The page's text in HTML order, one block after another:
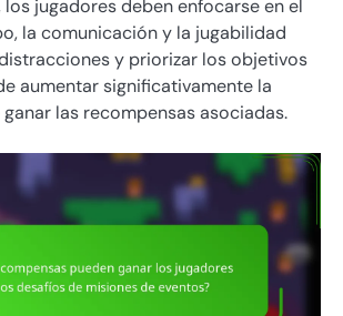
los jugadores deben enfocarse en el
la comunicación y la jugabilidad
y priorizar los objetivos
aumentar significativamente la
las recompensas asociadas.